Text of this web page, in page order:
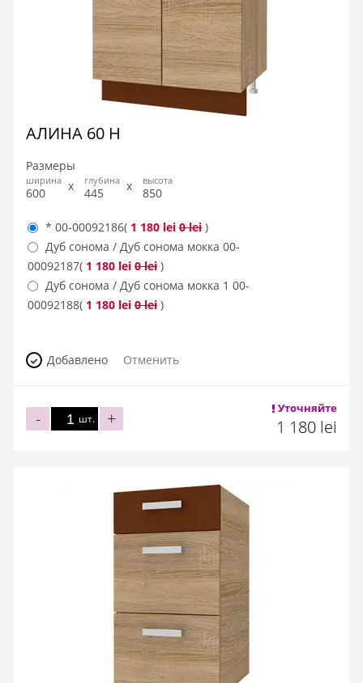
АЛИНА 60 Н
Размеры
ширина
600
глубина
445
высота
850
* 00-00092186( 1 180 lei 0 lei )
Дуб сонома / Дуб сонома мокка 00-
00092187( 1 180 lei 0 lei )
Дуб сонома / Дуб сонома мокка 1 00-
00092188( 1 180 lei 0 lei )
Добавлено Отменить
шт. +
- Уточняйте
1 180 lei